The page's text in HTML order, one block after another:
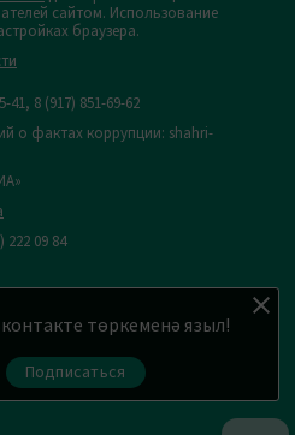
төркеменә языл!
Подписаться
сайтом. Использование
браузера.
41, 8 (917) 851-69-62
о фактах коррупции: shahri-
09 84